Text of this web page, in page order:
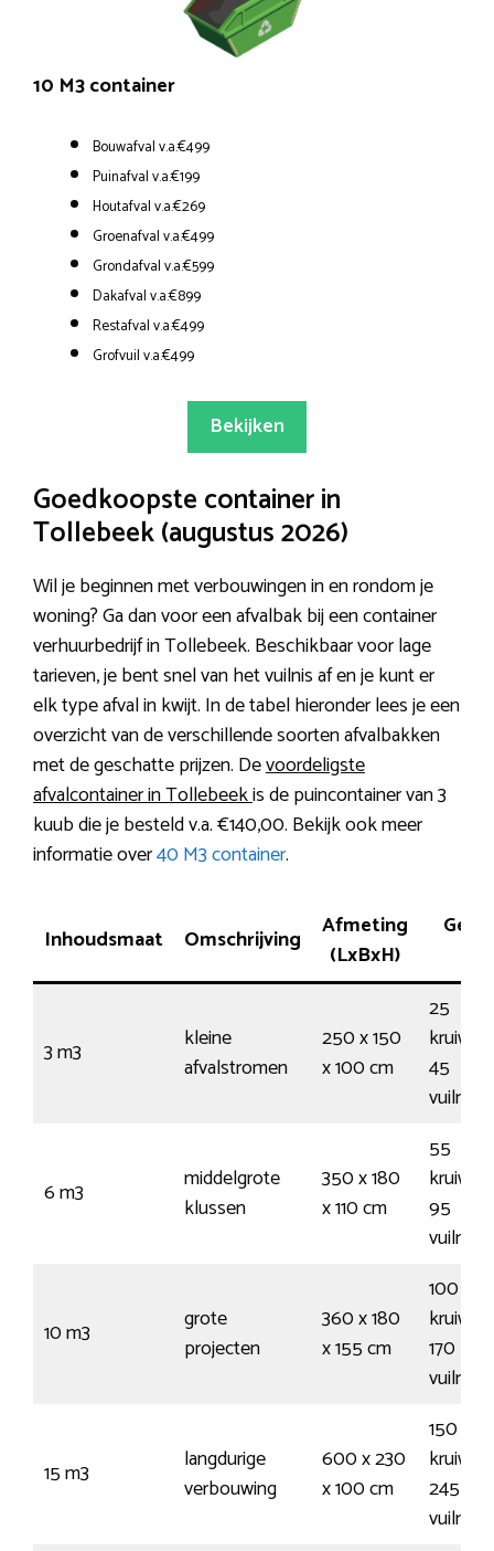
10 M3 container
Bouwafval v.a.€499
Puinafval v.a.€199
Houtafval v.a.€269
Groenafval v.a.€499
Grondafval v.a.€599
Dakafval v.a.€899
Restafval v.a.€499
Grofvuil v.a.€499
Bekijken
Goedkoopste container in
Tollebeek (augustus 2026)
Wil je beginnen met verbouwingen in en rondom je
woning? Ga dan voor een afvalbak bij een container
verhuurbedrijf in Tollebeek. Beschikbaar voor lage
tarieven, je bent snel van het vuilnis af en je kunt er
elk type afval in kwijt. In de tabel hieronder lees je een
overzicht van de verschillende soorten afvalbakken
met de geschatte prijzen. Devoordeligste
afvalcontainer in Tollebeekis de puincontainer van 3
kuub die je besteld v.a. €140,00. Bekijk ook meer
informatie over40 M3 container.
Inhoudsmaat Omschrijving
Afmeting
(LxBxH)
3 m3
kleine
afvalstromen
250 x 150
x 100 cm
25
45
6 m3
middelgrote
klussen
350 x 180
x 110 cm
55
95
10 m3
grote
projecten
360 x 180
x 155 cm
100
170
15 m3
langdurige
verbouwing
600 x 230
x 100 cm
150
245